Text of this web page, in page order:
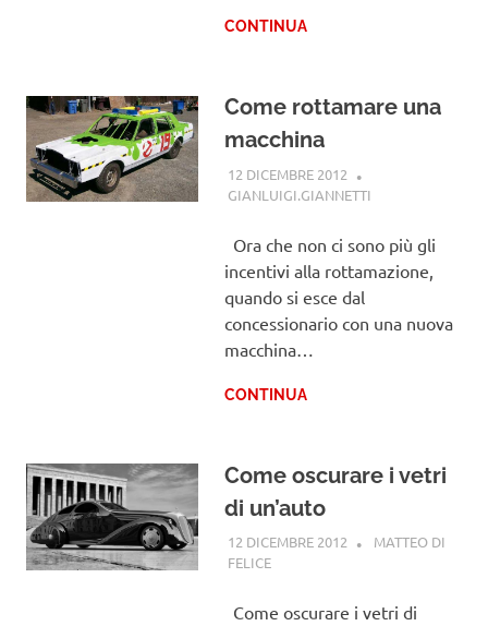
CONTINUA
Come rottamare una
macchina
12 DICEMBRE 2012
GIANLUIGI.GIANNETTI
Ora che non ci sono più gli
incentivi alla rottamazione,
quando si esce dal
concessionario con una nuova
macchina…
CONTINUA
Come oscurare i vetri
di un’auto
12 DICEMBRE 2012
MATTEO DI
FELICEGUIDE
Come oscurare i vetri di